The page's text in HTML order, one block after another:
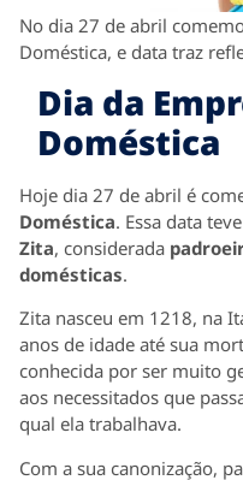
No dia 27 de abril
Doméstica, e data traz
Dia da
Doméstica
Hoje dia 27 de abril é
Doméstica. Essa data
Zita, considerada
domésticas.
Zita nasceu em 1218, na
anos de idade até sua
conhecida por ser muito
aos necessitados que
qual ela trabalhava.
Com a sua canonização,